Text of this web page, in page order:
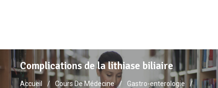
Complications de la lithiase biliaire
Accueil Cours De Médecine
Gastro-enterologie